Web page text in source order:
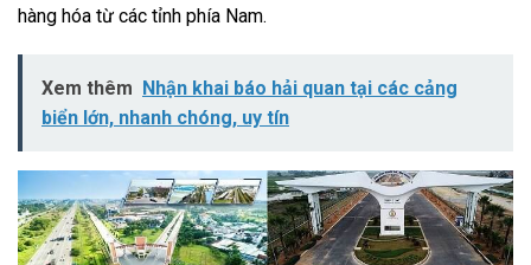
hàng hóa từ các tỉnh phía Nam.
Xem thêm
Nhận khai báo hải quan tại các cảng
biển lớn, nhanh chóng, uy tín